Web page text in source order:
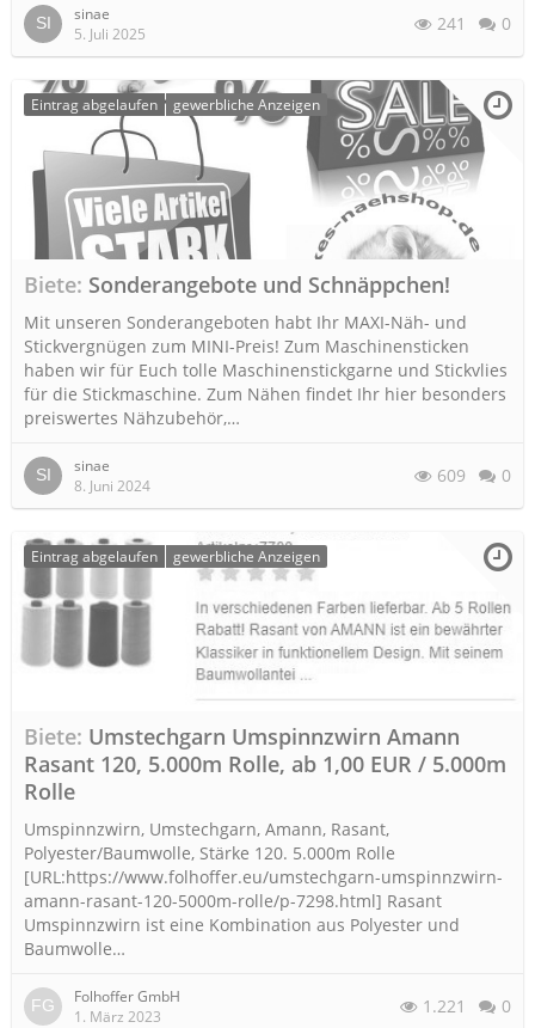
sinae
5. Juli 2025
241 0
Eintrag abgelaufen gewerbliche Anzeigen
Biete Sonderangebote und Schnäppchen!
Mit unseren Sonderangeboten habt Ihr MAXI-Näh- und
Stickvergnügen zum MINI-Preis! Zum Maschinensticken
haben wir für Euch tolle Maschinenstickgarne und Stickvlies
für die Stickmaschine. Zum Nähen findet Ihr hier besonders
preiswertes Nähzubehör,…
sinae
8. Juni 2024
609 0
Eintrag abgelaufen gewerbliche Anzeigen
Biete Umstechgarn Umspinnzwirn Amann
Rasant 120, 5.000m Rolle, ab 1,00 EUR / 5.000m
Rolle
Umspinnzwirn, Umstechgarn, Amann, Rasant,
Polyester/Baumwolle, Stärke 120. 5.000m Rolle
[URL:https://www.folhoffer.eu/umstechgarn-umspinnzwirn-
amann-rasant-120-5000m-rolle/p-7298.html] Rasant
Umspinnzwirn ist eine Kombination aus Polyester und
Baumwolle…
Folhoffer GmbH
1. März 2023
1.221 0